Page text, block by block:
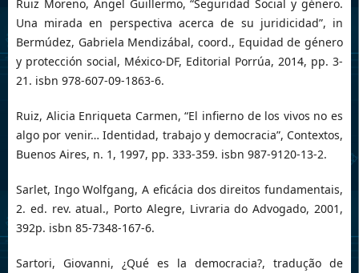
Ruiz Moreno, Ángel Guillermo, “Seguridad Social y género.
Una mirada en perspectiva acerca de su juridicidad”, in
Bermúdez, Gabriela Mendizábal, coord., Equidad de género
y protección social, México-DF, Editorial Porrúa, 2014, pp. 3-
21. isbn 978-607-09-1863-6.
Ruiz, Alicia Enriqueta Carmen, “El infierno de los vivos no es
algo por venir… Identidad, trabajo y democracia”, Contextos,
Buenos Aires, n. 1, 1997, pp. 333-359. isbn 987-9120-13-2.
Sarlet, Ingo Wolfgang, A eficácia dos direitos fundamentais,
2. ed. rev. atual., Porto Alegre, Livraria do Advogado, 2001,
392p. isbn 85-7348-167-6.
Sartori, Giovanni, ¿Qué es la democracia?, tradução de